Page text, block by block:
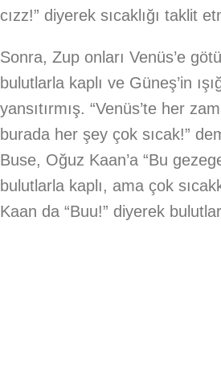
cızz!” diyerek sıcaklığı taklit
Sonra, Zup onları Venüs’e
bulutlarla kaplı ve Güneş’in
yansıtırmış. “Venüs’te her
burada her şey çok sıcak!”
Buse, Oğuz Kaan’a “Bu
bulutlarla kaplı, ama çok
Kaan da “Buu!” diyerek